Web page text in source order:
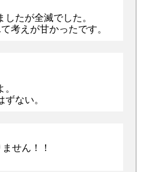
たが全滅でした。
考えが甘かったです。
ない。
せん！！